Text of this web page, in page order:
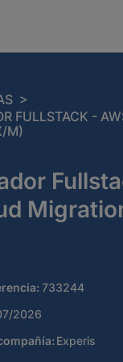
>
FULLSTACK -
M)
733244
2026
Experis